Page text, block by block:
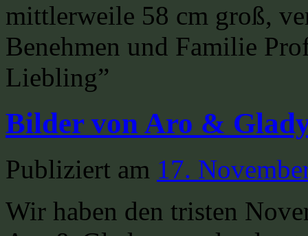
mittlerweile 58 cm groß,
Benehmen und Familie
Liebling”
Bilder von Aro &
Publiziert am 17.
Wir haben den tristen